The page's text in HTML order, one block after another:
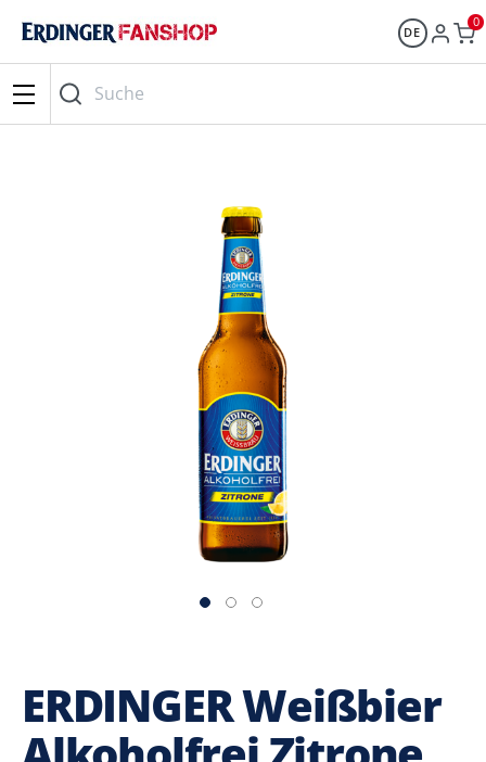
DE
0
Suche
ERDINGER Weißbier